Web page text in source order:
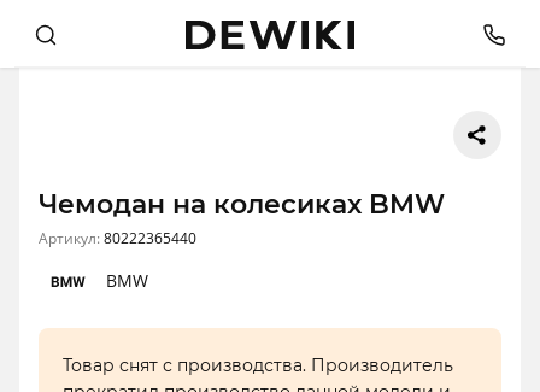
Чемодан на колесиках BMW
Артикул:80222365440
BMW
Товар снят с производства. Производитель